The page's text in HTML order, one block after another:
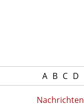
A B C D
Nachrichten